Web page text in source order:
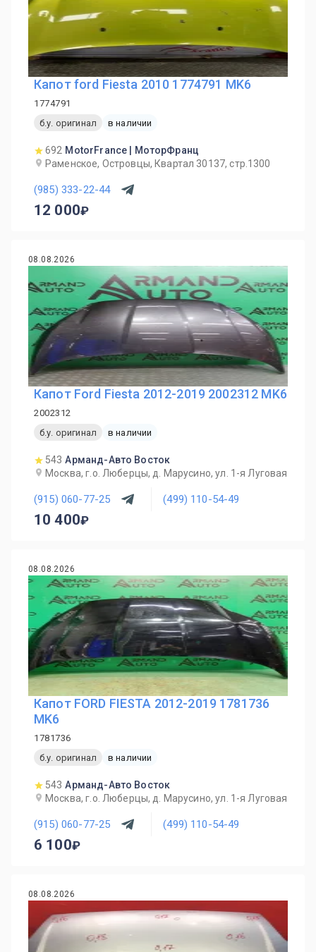
Капот ford Fiesta 2010 1774791 MK6
1774791
б.у. оригинал
в наличии
692 MotorFrance | МоторФранц
Раменское, Островцы, Квартал 30137, стр.1300
(985) 333-22-44
12 000
08.08.2026
Капот Ford Fiesta 2012-2019 2002312 MK6
2002312
б.у. оригинал
в наличии
543 Арманд-Авто Восток
Москва, г.о. Люберцы, д. Марусино, ул. 1-я Луговая
(915) 060-77-25 (499) 110-54-49
10 400
08.08.2026
Капот FORD FIESTA 2012-2019 1781736
MK6
1781736
б.у. оригинал
в наличии
543 Арманд-Авто Восток
Москва, г.о. Люберцы, д. Марусино, ул. 1-я Луговая
(915) 060-77-25 (499) 110-54-49
6 100
08.08.2026